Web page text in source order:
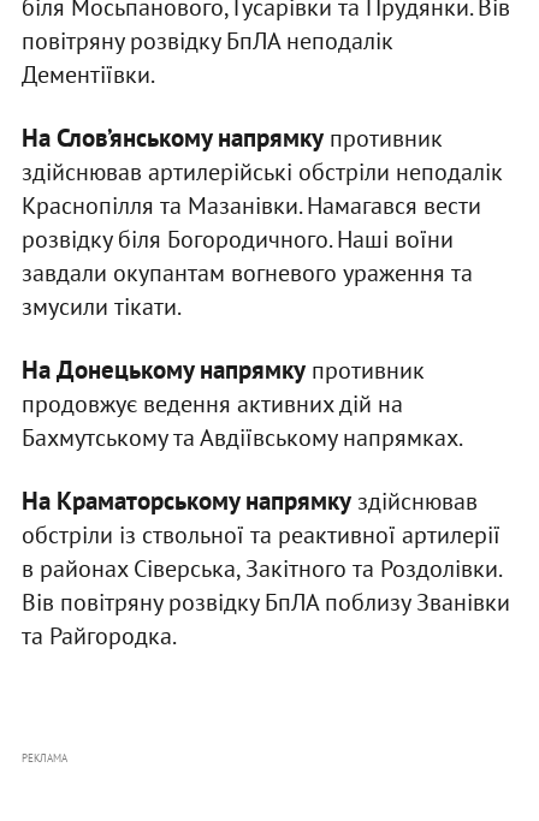
біля Мосьпанового, Гусарівки та Прудянки. Вів
повітряну розвідку БпЛА неподалік
Дементіївки.
На Слов’янському напрямкупротивник
здійснював артилерійські обстріли неподалік
Краснопілля та Мазанівки. Намагався вести
розвідку біля Богородичного. Наші воїни
завдали окупантам вогневого ураження та
змусили тікати.
На Донецькому напрямкупротивник
продовжує ведення активних дій на
Бахмутському та Авдіївському напрямках.
На Краматорському напрямкуздійснював
обстріли із ствольної та реактивної артилерії
в районах Сіверська, Закітного та Роздолівки.
Вів повітряну розвідку БпЛА поблизу Званівки
та Райгородка.
РЕКЛАМА